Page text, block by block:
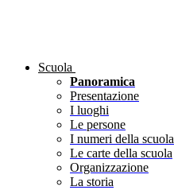
Scuola
Panoramica
Presentazione
I luoghi
Le persone
I numeri della scuola
Le carte della scuola
Organizzazione
La storia